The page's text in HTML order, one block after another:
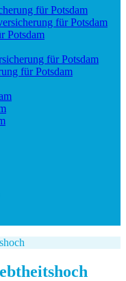
für Potsdam
für Potsdam
Potsdam
für Potsdam
für Potsdam